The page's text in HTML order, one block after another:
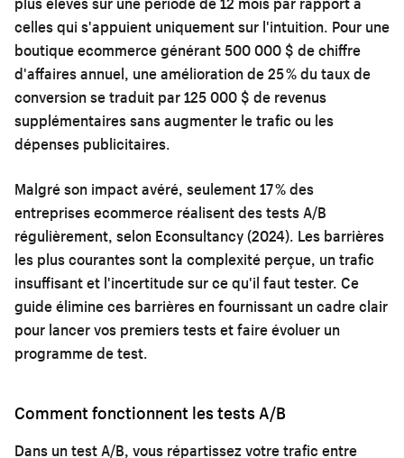
celles qui s'appuient uniquement sur l'intuition. Pour une
boutique ecommerce générant 500 000 $ de chiffre
d'affaires annuel, une amélioration de 25 % du taux de
conversion se traduit par 125 000 $ de revenus
supplémentaires sans augmenter le trafic ou les
dépenses publicitaires.
Malgré son impact avéré, seulement 17 % des
entreprises ecommerce réalisent des tests A/B
régulièrement, selon Econsultancy (2024). Les barrières
les plus courantes sont la complexité perçue, un trafic
insuffisant et l'incertitude sur ce qu'il faut tester. Ce
guide élimine ces barrières en fournissant un cadre clair
pour lancer vos premiers tests et faire évoluer un
programme de test.
Comment fonctionnent les tests A/B
Dans un test A/B, vous répartissez votre trafic entre